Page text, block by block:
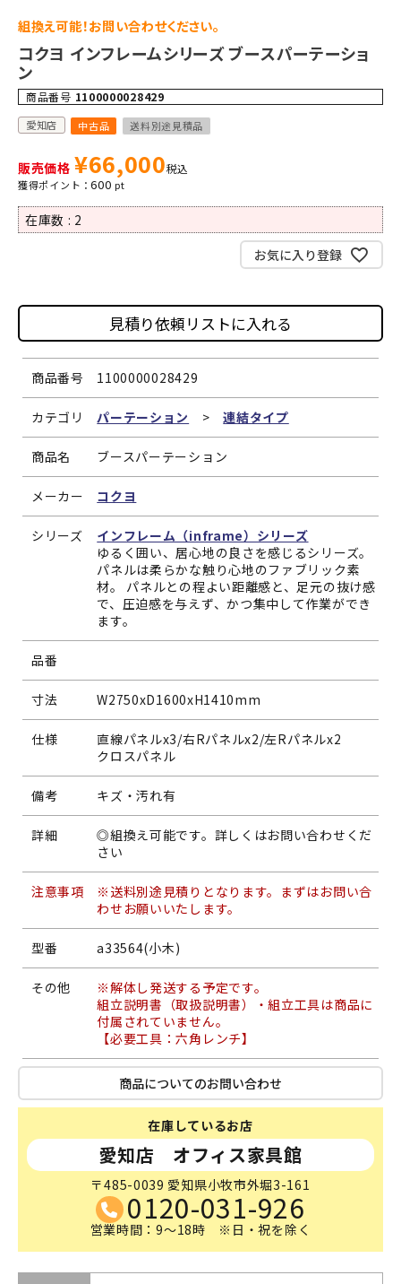
組換え可能！お問い合わせください。
コクヨ インフレームシリーズ ブースパーテーショ
ン
商品番号 1100000028429
愛知店 中古品 送料別途見積品
販売価格 ¥66,000税込
600
在庫数
2
お気に入り登録
見積り依頼リストに入れる
商品番号 1100000028429
カテゴリ パーテーション >連結タイプ
商品名 ブースパーテーション
メーカー コクヨ
シリーズ
インフレーム（inframe）シリーズ
ゆるく囲い、居心地の良さを感じるシリーズ。
パネルは柔らかな触り心地のファブリック素
材。 パネルとの程よい距離感と、足元の抜け感
で、圧迫感を与えず、かつ集中して作業ができ
ます。
品番
寸法 W2750xD1600xH1410mm
仕様
直線パネルx3/右Rパネルx2/左Rパネルx2
クロスパネル
備考 キズ・汚れ有
詳細
◎組換え可能です。詳しくはお問い合わせくだ
さい
注意事項
※送料別途見積りとなります。まずはお問い合
わせお願いいたします。
型番 a33564(小木)
その他
※解体し発送する予定です。
組立説明書（取扱説明書）・組立工具は商品に
付属されていません。
【必要工具：六角レンチ】
商品についてのお問い合わせ
在庫しているお店
愛知店 オフィス家具館
〒485-0039 愛知県小牧市外堀3-161
0120-031-926
営業時間：9～18時 ※日・祝を除く